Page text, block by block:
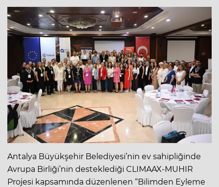
Antalya Büyükşehir Belediyesi’nin ev sahipliğinde
Avrupa Birliği’nin desteklediği CLIMAAX-MUHIR
Projesi kapsamında düzenlenen “Bilimden Eyleme